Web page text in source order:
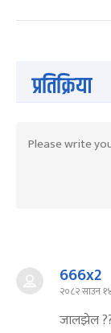
प्रतिक्रिया
666x2
२०८२ साउन
जालझेल